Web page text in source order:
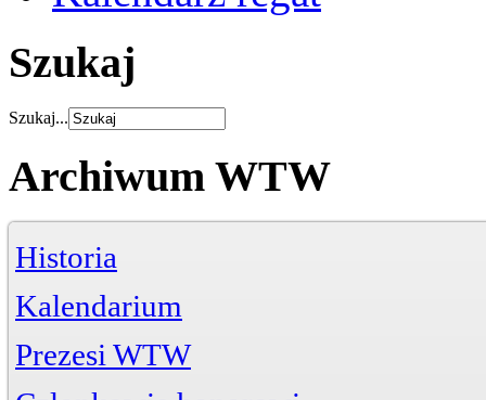
Szukaj
Szukaj...
Archiwum WTW
Historia
Kalendarium
Prezesi WTW